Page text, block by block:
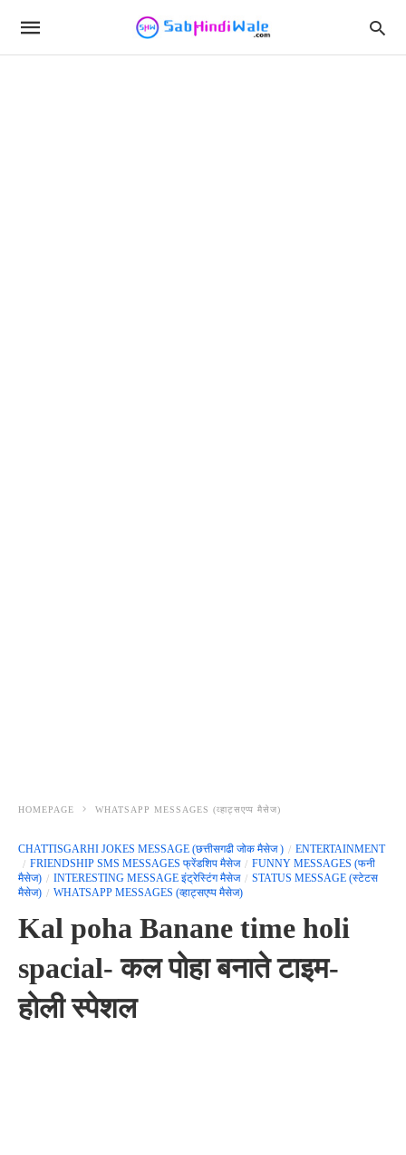
HOMEPAGE WHATSAPP MESSAGES (व्हाट्सएप्प मैसेज)
CHATTISGARHI JOKES MESSAGE (छत्तीसगढी जोक मैसेज )
ENTERTAINMENT
FRIENDSHIP SMS MESSAGES फ्रेंडशिप मैसेज
FUNNY MESSAGES (फनी
मैसेज)
INTERESTING MESSAGE इंट्रेस्टिंग मैसेज
STATUS MESSAGE (स्टेटस
मैसेज)
WHATSAPP MESSAGES (व्हाट्सएप्प मैसेज)
Kal poha Banane time holi
spacial- कल पोहा बनाते टाइम-
होली स्पेशल